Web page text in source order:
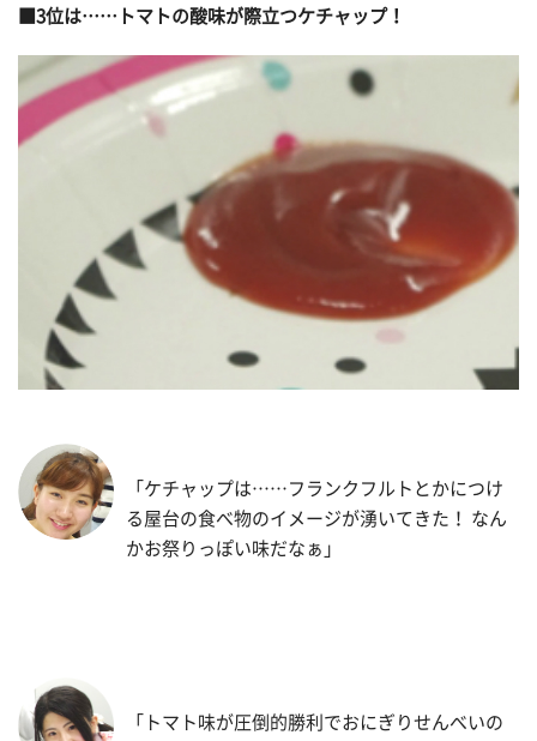
■3位は……トマトの酸味が際立つケチャップ！
「ケチャップは……フランクフルトとかにつけ
る屋台の食べ物のイメージが湧いてきた！ なん
かお祭りっぽい味だなぁ」
「トマト味が圧倒的勝利でおにぎりせんべいの